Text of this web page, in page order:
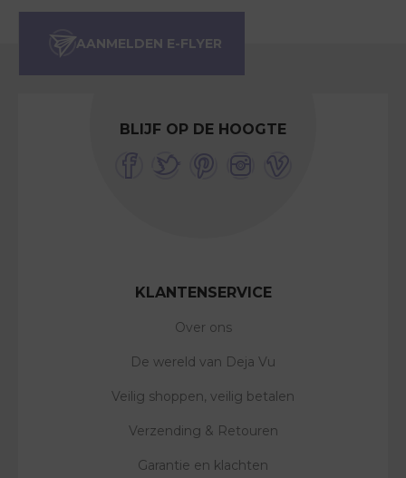
BLIJF OP DE HOOGTE
KLANTENSERVICE
Over ons
De wereld van Deja Vu
Veilig shoppen, veilig betalen
Verzending & Retouren
Garantie en klachten